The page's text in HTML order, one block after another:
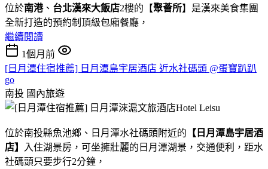
位於南港、 台北漢來大飯店2樓的【聚薈所】是漢來美食集團
全新打造的預約制頂級包廂餐廳，
繼續閱讀
1個月前
[日月潭住宿推薦] 日月潭島宇居酒店 近水社碼頭 @蛋寶趴趴
go
南投 國內旅遊
位於南投縣魚池鄉、日月潭水社碼頭附近的 【日月潭島宇居酒
店】
入住湖景房，可坐擁壯麗的日月潭湖景，交通便利，距水
社碼頭只要步行2分鐘，